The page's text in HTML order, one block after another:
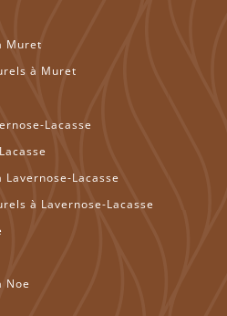
Muret
à Muret
Lacasse
Lacasse
à Lavernose-Lacasse
Noe